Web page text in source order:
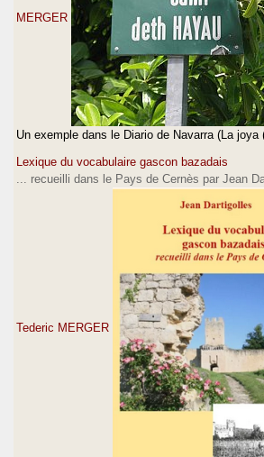
MERGER
Un exemple dans le Diario de Navarra (La
Lexique du vocabulaire gascon bazadais
... recueilli dans le Pays de Cernès par Jean
Tederic MERGER